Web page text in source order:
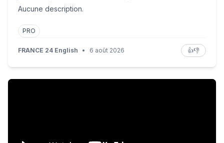
Aucune description.
PRO
FRANCE 24 English • 6 août 2026 👍👎
110 milliards de budget militaire pour l’Allemagne : la